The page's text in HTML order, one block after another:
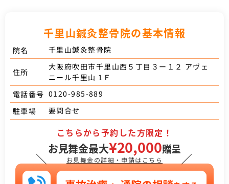
千里山鍼灸整骨院の基本情報
院名 千里山鍼灸整骨院
住所
大阪府吹田市千里山西５丁目３ー１２ アヴェ
ニール千里山 1Ｆ
電話番号 0120-985-889
駐車場
要問合せ
＼
こちらから予約した方限定！
お見舞金最大¥20,000贈呈
お見舞金の詳細・申請はこちら ／